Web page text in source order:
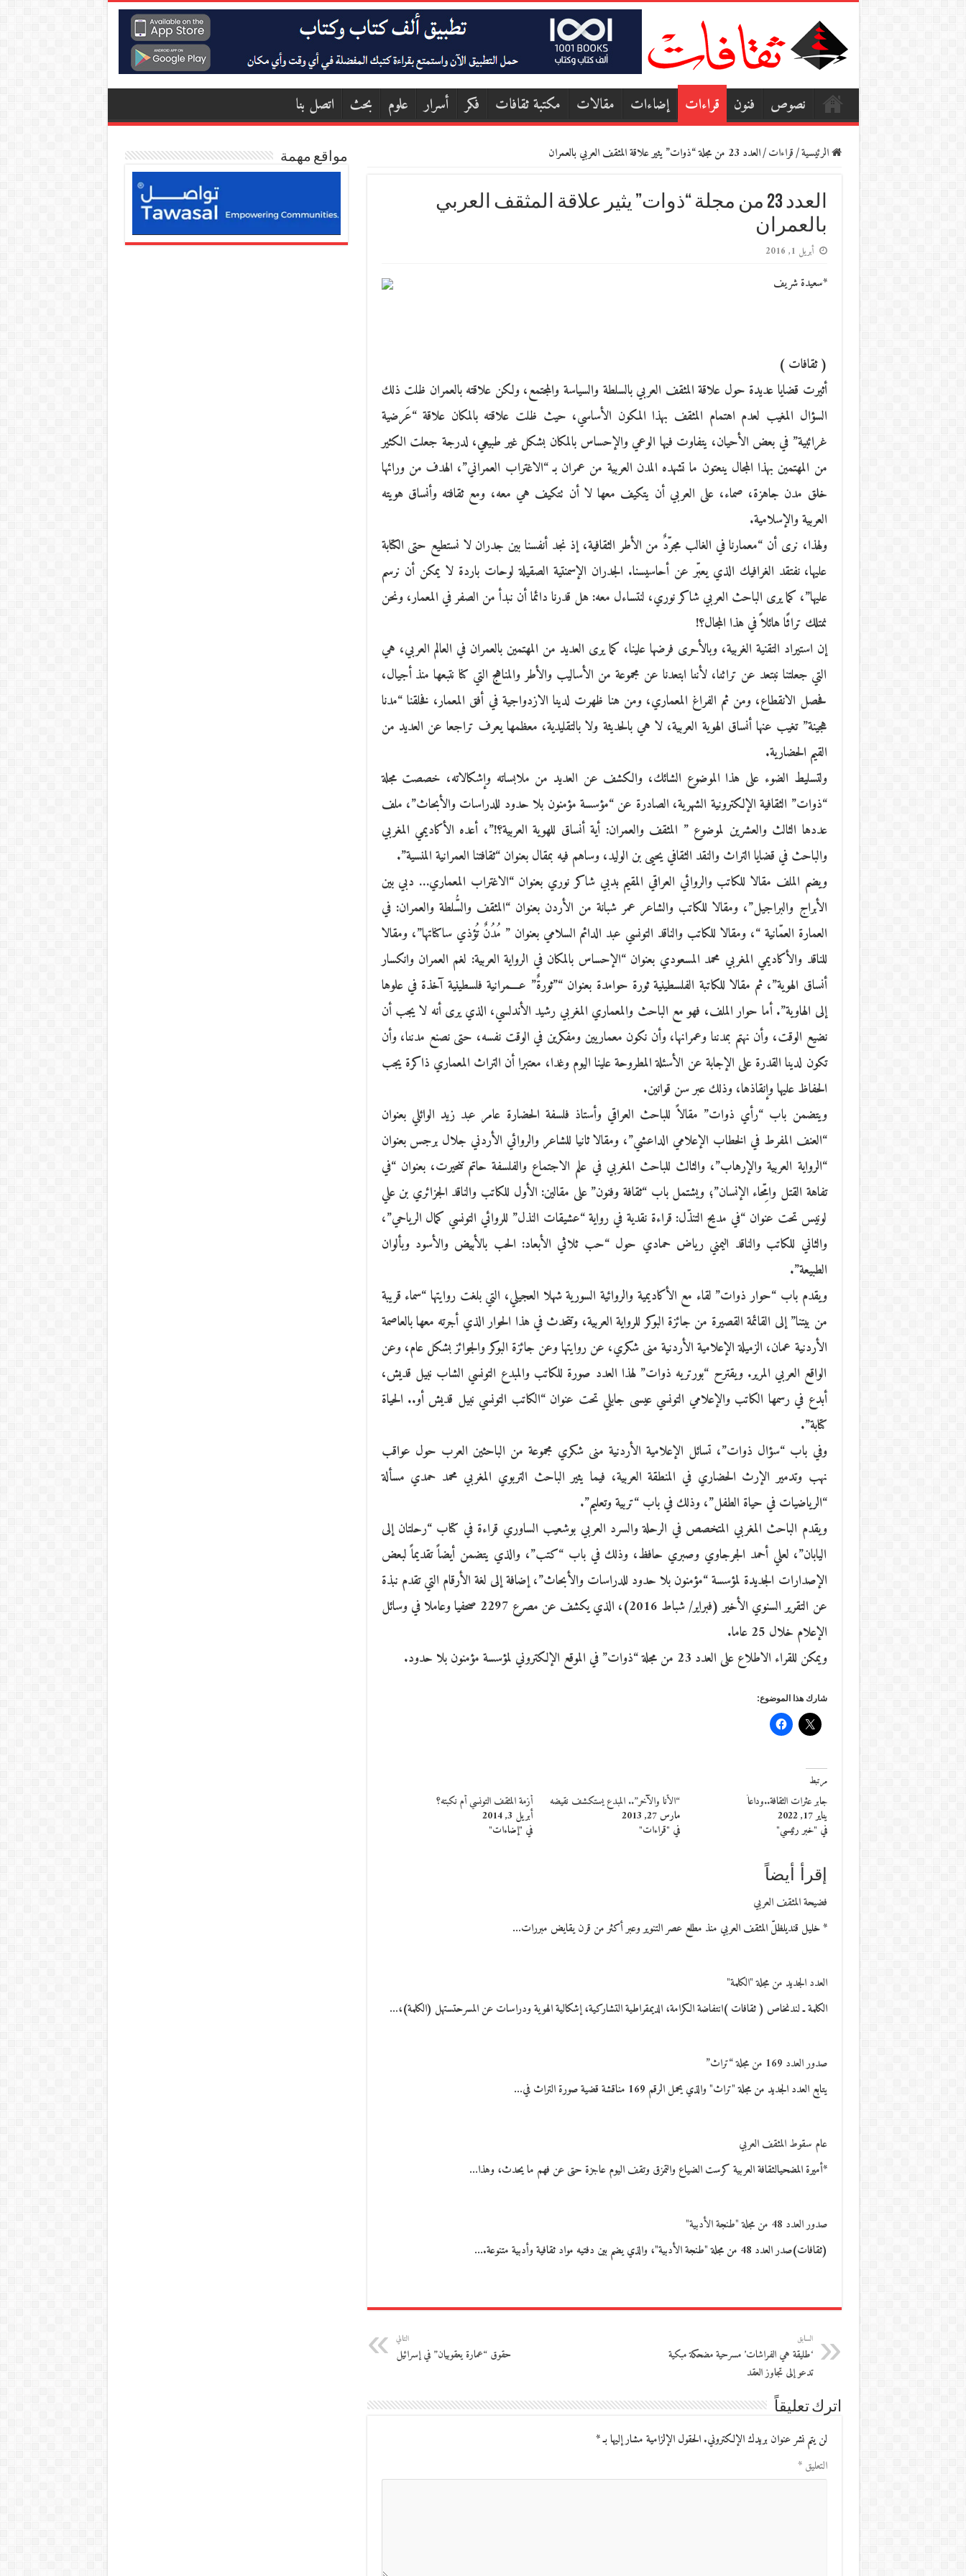
نصوص فنون قراءات إضاءات مقالات مكتبة ثقافات فكر أسرار علوم بحث اتصل بنا
الرئيسية/قراءات/العدد 23 من مجلة “ذوات” يثير علاقة المثقف العربي بالعمران
العدد 23 من مجلة “ذوات” يثير علاقة المثقف العربي
بالعمران
أبريل 1, 2016
*سعيدة شريف
( ثقافات )
أثيرت قضايا عديدة حول علاقة المثقف العربي بالسلطة والسياسة والمجتمع، ولكن علاقته بالعمران ظلت ذلك
السؤال المغيب لعدم اهتمام المثقف بهذا المكون الأساسي، حيث ظلت علاقته بالمكان علاقة “عَرضية
غرائبية” في بعض الأحيان، يتفاوت فيها الوعي والإحساس بالمكان بشكل غير طبيعي، لدرجة جعلت الكثير
من المهتمين بهذا المجال ينعتون ما تشهده المدن العربية من عمران بـ “الاغتراب العمراني”، الهدف من ورائها
خلق مدن جاهزة، صماء، على العربي أن يتكيف معها لا أن تتكيف هي معه، ومع ثقافته وأنساق هويته
العربية والإسلامية.
ولهذا، نرى أن “معمارنا في الغالب مجرّدٌ من الأطر الثقافية، إذ نجد أنفسنا بين جدران لا نستطيع حتى الكتابة
عليها، نفتقد الغرافيك الذي يعبّر عن أحاسيسنا. الجدران الإسمنتية الصقيلة لوحات باردة لا يمكن أن نرسم
عليها”، كما يرى الباحث العربي شاكر نوري، لنتساءل معه: هل قدرنا دائما أن نبدأ من الصفر في المعمار، ونحن
نمتلك تراثًا هائلاً في هذا المجال؟!
إن استيراد التقنية الغربية، وبالأحرى فرضها علينا، كما يرى العديد من المهتمين بالعمران في العالم العربي، هي
التي جعلتنا نبتعد عن تراثنا، لأننا ابتعدنا عن مجموعة من الأساليب والأطر والمناهج التي كنا نتبعها منذ أجيال،
فحصل الانقطاع، ومن ثم الفراغ المعماري، ومن هنا ظهرت لدينا الازدواجية في أفق المعمار، فخلقنا “مدنا
هجينة” تغيب عنها أنساق الهوية العربية، لا هي بالحديثة ولا بالتقليدية، معظمها يعرف تراجعا عن العديد من
القيم الحضارية.
ولتسليط الضوء على هذا الموضوع الشائك، والكشف عن العديد من ملابساته وإشكالاته، خصصت مجلة
“ذوات” الثقافية الإلكترونية الشهرية، الصادرة عن “مؤسسة مؤمنون بلا حدود للدراسات والأبحاث”، ملف
عددها الثالث والعشرين لموضوع ” المثقف والعمران: أية أنساق للهوية العربية؟!”، أعده الأكاديمي المغربي
والباحث في قضايا التراث والنقد الثقافي يحيى بن الوليد، وساهم فيه بمقال بعنوان “ثقافتنا العمرانية المنسية”.
ويضم الملف مقالا للكاتب والروائي العراقي المقيم بدبي شاكر نوري بعنوان “الاغتراب المعماري… دبي بين
الأبراج والبراجيل”، ومقالا للكاتب والشاعر عمر شبانة من الأردن بعنوان “المثقف والسُّلطة والعمران: في
العمارة العمّانية “، ومقالا للكاتب والناقد التونسي عبد الدائم السلامي بعنوان ” مُدُنٌ تُؤذي ساكناتها”، ومقالا
للناقد والأكاديمي المغربي محمد المسعودي بعنوان “الإحساس بالمكان في الرواية العربية: لغم العمران وانكسار
أنساق الهوية”، ثم مقالا للكاتبة الفلسطينية ثورة حوامدة بعنوان “”ثورةٌ” عــــمرانية فلسطينية آخذة في علوها
إلى الهاوية”. أما حوار الملف، فهو مع الباحث والمعماري المغربي رشيد الأندلسي، الذي يرى أنه لا يجب أن
نضيع الوقت، وأن نهتم بمدننا وعمرانها، وأن نكون معماريين ومفكرين في الوقت نفسه، حتى نصنع مدننا، وأن
تكون لدينا القدرة على الإجابة عن الأسئلة المطروحة علينا اليوم وغدا، معتبرا أن التراث المعماري ذاكرة يجب
الحفاظ عليها وإنقاذها، وذلك عبر سن قوانين.
ويتضمن باب “رأي ذوات” مقالاً للباحث العراقي وأستاذ فلسفة الحضارة عامر عبد زيد الوائلي بعنوان
“العنف المفرط في الخطاب الإعلامي الداعشي”، ومقالا ثانيا للشاعر والروائي الأردني جلال برجس بعنوان
“الرواية العربية والإرهاب”، والثالث للباحث المغربي في علم الاجتماع والفلسفة حاتم تنحيرت، بعنوان “في
تفاهة القتل وامِّحاء الإنسان”؛ ويشتمل باب “ثقافة وفنون” على مقالين: الأول للكاتب والناقد الجزائري بن علي
لونيس تحت عنوان “في مديح التنذّل: قراءة نقدية في رواية “عشيقات النذل” للروائي التونسي كمال الرياحي”،
والثاني للكاتب والناقد اليمني رياض حمادي حول “حب ثلاثي الأبعاد: الحب بالأبيض والأسود وبألوان
الطبيعة”.
ويقدم باب “حوار ذوات” لقاء مع الأكاديمية والروائية السورية شهلا العجيلي، التي بلغت روايتها “سماء قريبة
من بيتنا” إلى القائمة القصيرة من جائزة البوكر للرواية العربية، وتتحدث في هذا الحوار الذي أجرته معها بالعاصمة
الأردنية عمان، الزميلة الإعلامية الأردنية منى شكري، عن روايتها وعن جائزة البوكر والجوائز بشكل عام، وعن
الواقع العربي المرير. ويقترح “بورتريه ذوات” لهذا العدد صورة للكاتب والمبدع التونسي الشاب نبيل قديش،
أبدع في رسمها الكاتب والإعلامي التونسي عيسى جابلي تحت عنوان “الكاتب التونسي نبيل قديش أو.. الحياة
كتابة”.
وفي باب “سؤال ذوات”، تسائل الإعلامية الأردنية منى شكري مجموعة من الباحثين العرب حول عواقب
نهب وتدمير الإرث الحضاري في المنطقة العربية، فيما يثير الباحث التربوي المغربي محمد حمدي مسألة
“الرياضيات في حياة الطفل”، وذلك في باب “تربية وتعليم”.
ويقدم الباحث المغربي المتخصص في الرحلة والسرد العربي بوشعيب الساوري قراءة في كتاب “رحلتان إلى
اليابان”، لعلي أحمد الجرجاوي وصبري حافظ، وذلك في باب “كتب”، والذي يتضمن أيضاً تقديماً لبعض
الإصدارات الجديدة لمؤسسة “مؤمنون بلا حدود للدراسات والأبحاث”، إضافة إلى لغة الأرقام التي تقدم نبذة
عن التقرير السنوي الأخير (فبراير/ شباط 2016)، الذي يكشف عن مصرع 2297 صحفيا وعاملا في وسائل
الإعلام خلال 25 عاما.
ويمكن للقراء الاطلاع على العدد 23 من مجلة “ذوات” في الموقع الإلكتروني لمؤسسة مؤمنون بلا حدود.
شارك هذا الموضوع:
مرتبط
جابر عثرات الثقافة..وداعاً
يناير 17, 2022
في "خبر رئيسي"
“الأنا والآخر”.. المبدع يستكشف نقيضه
مارس 27, 2013
في "قراءات"
أزمة المثقف التونسي أم نكبته؟
أبريل 3, 2014
في "إضاءات"
إقرأ أيضاً
فضيحة المثقف العربي
* خليل قنديلظلّ المثقف العربي منذ مطلع عصر التنوير وعبر أكثر من قرن يقايض مبررات…
العدد الجديد من مجلة "الكلمة"
الكلمة ـ لندنخاص ( ثقافات )انتفاضة الكرامة، الديمقراطية التشاركية، إشكالية الهوية ودراسات عن المسرحتستهل (الكلمة)،…
صدور العدد 169 من مجلة “تراث”
يتابع العدد الجديد من مجلة "تراث" والذي يحمل الرقم 169 مناقشة قضية صورة التراث في…
عام سقوط المثقف العربي
*أميرة المضحيالثقافة العربية كرست الضياع والتمزق وتقف اليوم عاجزة حتى عن فهم ما يحدث، وهذا…
صدور العدد 48 من مجلة "طنجة الأدبية"
(ثقافات)صدر العدد 48 من مجلة "طنجة الأدبية"، والذي يضم بين دفتيه مواد ثقافية وأدبية متنوعة.…
السابق
‘طليقة هي الفراشات’ مسرحية مضحكة مبكية
تدعو إلى تجاوز العقد
التالي
حقوق “عمارة يعقوبيان” في إسرائيل
اترك تعليقاً
لن يتم نشر عنوان بريدك الإلكتروني. الحقول الإلزامية مشار إليها بـ*
التعليق*
مواقع مهمة